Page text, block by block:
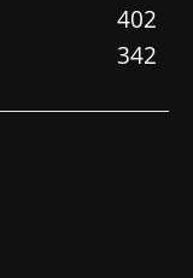
402
342